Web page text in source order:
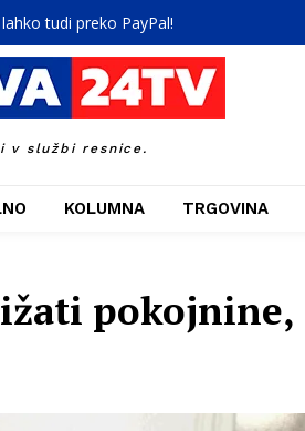
tudi preko PayPal!
v službi resnice.
KOLUMNA TRGOVINA
pokojnine,